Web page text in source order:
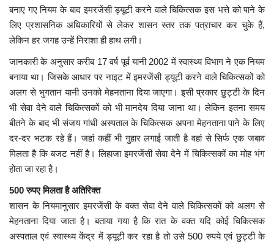
मध्यप्रदेश
छत्तीसगढ़
मनोरंजन
लाइफस्टाइल
खेल
ब्रेकिंग न्यूज़
व्यापार
टेक न्यूज़
बनाए गए नियम के बाद इमरजेंसी ड्यूटी करने वाले चिकित्सक इस भत्ते को पाने के
लिए प्रशासनिक अधिकारियों से लेकर शासन स्तर तक पत्राचार कर चुके हैं,
लेकिन हर जगह उन्हें निराशा ही हाथ लगी।
जानकारी के अनुसार करीब 17 वर्ष पूर्व यानी 2002 में स्वास्थ्य विभाग ने एक नियम
बनाया था। जिसके आधार पर नाइट में इमरजेंसी ड्यूटी करने वाले चिकित्सकों को
अलग से भुगतान यानी उनको मेहनताना दिया जाएगा। इसी प्रकार छुट्टी के दिन
भी सेवा देने वाले चिकित्सकों को भी मानदेय दिया जाना था। लेकिन इतना समय
बीतने के बाद भी संजय गांधी अस्पताल के चिकित्सक अपना मेहनताना पाने के लिए
दर-दर भटक रहे हैं। जहां कहीं भी गुहार लगाई जाती है वहां से सिर्फ एक जबाव
मिलता है कि बजट नहीं है। लिहाजा इमरजेंसी सेवा देने में चिकित्सकों का मोह भंग
होता जा रहा है।
500 रुपए मिलता है अतिरिक्त
शासन के नियमानुसार इमरजेंसी के वक्त सेवा देने वाले चिकित्सकों को अलग से
मेहनताना दिया जाता है। बताया गया है कि रात के वक्त यदि कोई चिकित्सक
अस्पताल एवं स्वास्थ्य केंद्र में ड्यूटी कर रहा है तो उसे 500 रुपये एवं छुट्टी के